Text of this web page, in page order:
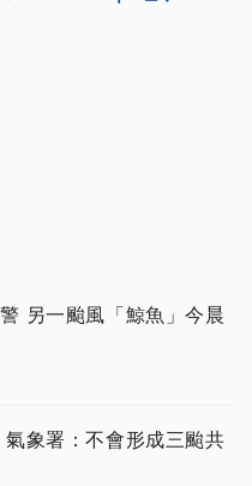
另一颱風「鯨魚」今晨
象署：不會形成三颱共